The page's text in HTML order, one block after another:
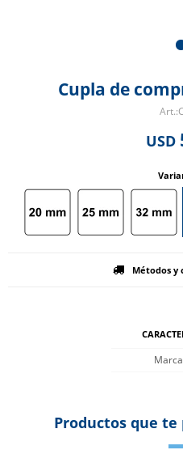
Cupla de
USD
Métodos y
Marca
Productos que